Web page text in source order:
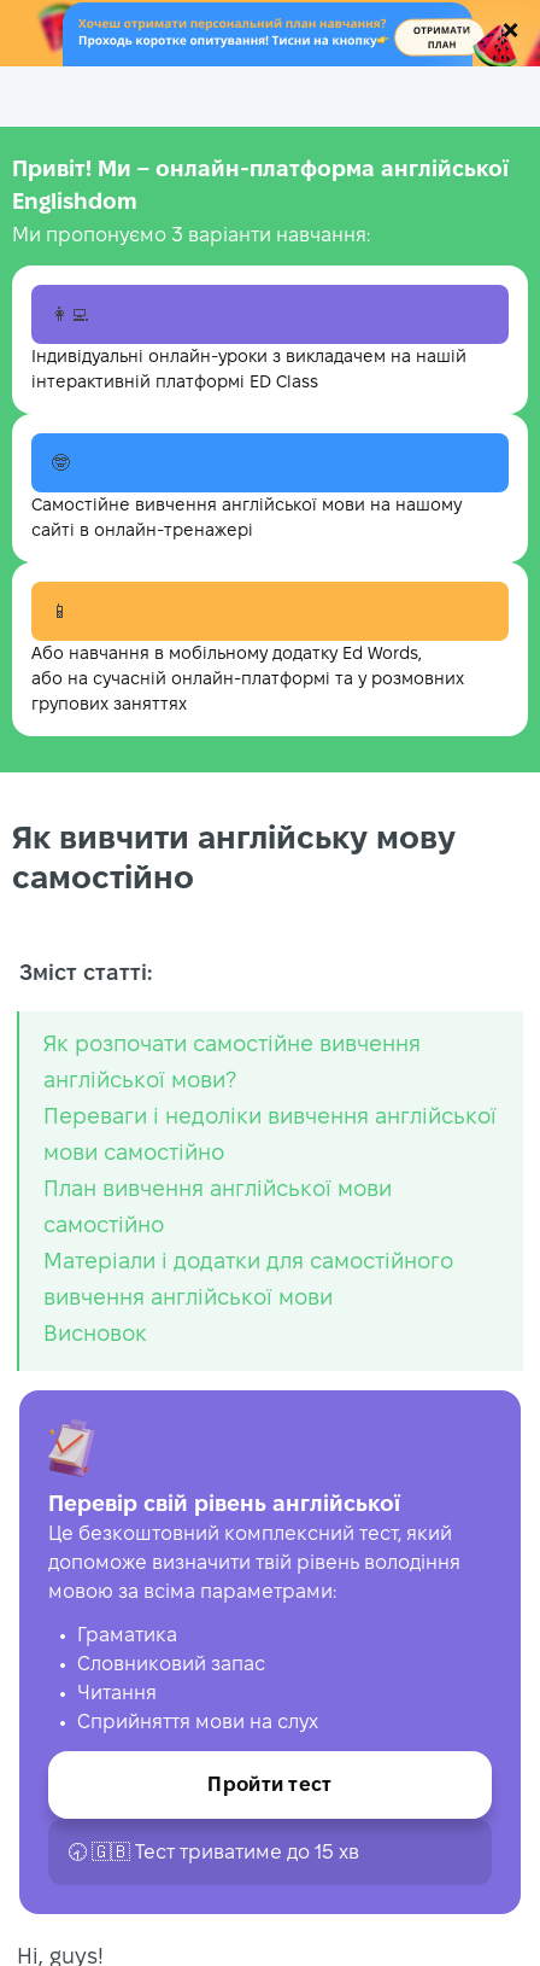
.
Привіт! Ми – онлайн-платформа англійської
Englishdom
Ми пропонуємо 3 варіанти навчання:
👩‍💻
Індивідуальні онлайн-уроки з викладачем на нашій
інтерактивній платформі ED Class
🤓
Самостійне вивчення англійської мови на нашому
сайті в онлайн-тренажері
📱
Або навчання в мобільному додатку Ed Words,
або на сучасній онлайн-платформі та у розмовних
групових заняттях
Як вивчити англійську мову
самостійно
Зміст статті:
Як розпочати самостійне вивчення
англійської мови?
Переваги і недоліки вивчення англійської
мови самостійно
План вивчення англійської мови
самостійно
Матеріали і додатки для самостійного
вивчення англійської мови
Висновок
Перевір свій рівень англійської
Це безкоштовний комплексний тест, який
допоможе визначити твій рівень володіння
мовою за всіма параметрами:
Граматика
Словниковий запас
Читання
Сприйняття мови на слух
Пройти тест
🕣 🇬🇧 Тест триватиме до 15 хв
Hi, guys!